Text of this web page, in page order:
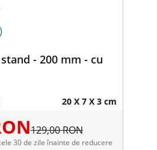
- 200 mm - cu
20 X 7 X 3 cm
129,00 RON
30 de zile înainte de reducere